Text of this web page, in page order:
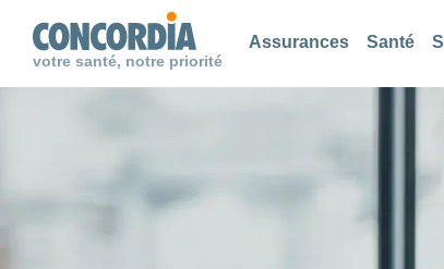
votre santé, notre priorité
Assurances Santé
Chercher
Chercher
Chercher